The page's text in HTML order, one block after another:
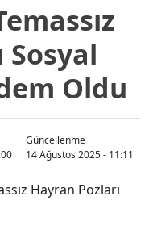
Sosyal
Oldu
Güncellenme
14 Ağustos 2025 - 11:11